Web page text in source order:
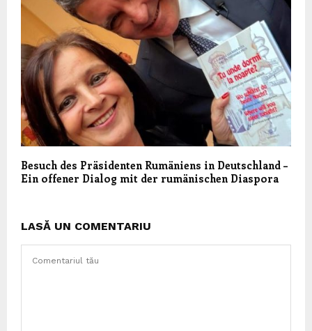
Besuch des Präsidenten Rumäniens in Deutschland –
Ein offener Dialog mit der rumänischen Diaspora
LASĂ UN COMENTARIU